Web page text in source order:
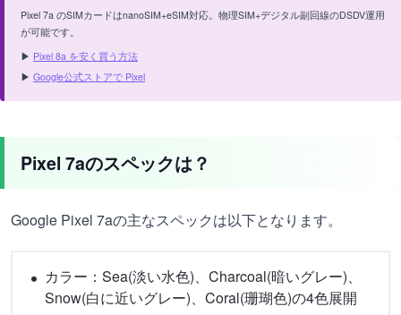
Pixel 7a のSIMカードはnanoSIM+eSIM対応。物理SIM+デジタル副回線のDSDV運用
が可能です。
▶ Pixel 8a を安く買う方法
▶ Google公式ストアで Pixel
Pixel 7aのスペックは？
Google Pixel 7aの主なスペックは以下となります。
カラー：Sea(淡い水色)、Charcoal(暗いグレー)、
Snow(白に近いグレー)、Coral(珊瑚色)の4色展開